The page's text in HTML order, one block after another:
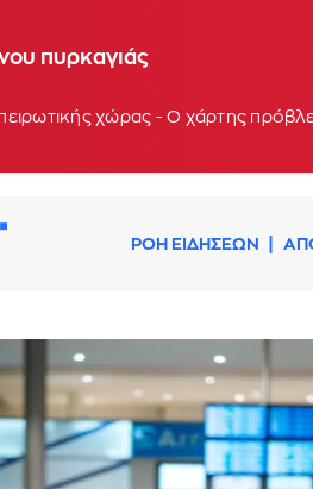
πυρκαγιάς
χώρας - Ο χάρτης
ΡΟΗ ΕΙΔΗΣΕΩΝ